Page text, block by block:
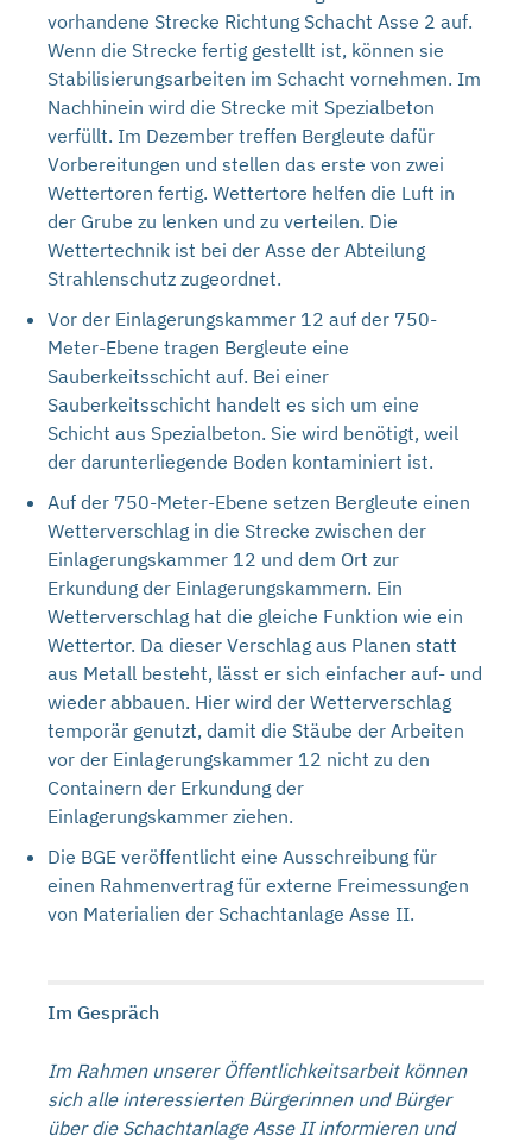
vorhandene Strecke Richtung Schacht Asse 2 auf.
Wenn die Strecke fertig gestellt ist, können sie
Stabilisierungsarbeiten im Schacht vornehmen. Im
Nachhinein wird die Strecke mit Spezialbeton
verfüllt. Im Dezember treffen Bergleute dafür
Vorbereitungen und stellen das erste von zwei
Wettertoren fertig. Wettertore helfen die Luft in
der Grube zu lenken und zu verteilen. Die
Wettertechnik ist bei der Asse der Abteilung
Strahlenschutz zugeordnet.
Vor der Einlagerungskammer 12 auf der 750-
Meter-Ebene tragen Bergleute eine
Sauberkeitsschicht auf. Bei einer
Sauberkeitsschicht handelt es sich um eine
Schicht aus Spezialbeton. Sie wird benötigt, weil
der darunterliegende Boden kontaminiert ist.
Auf der 750-Meter-Ebene setzen Bergleute einen
Wetterverschlag in die Strecke zwischen der
Einlagerungskammer 12 und dem Ort zur
Erkundung der Einlagerungskammern. Ein
Wetterverschlag hat die gleiche Funktion wie ein
Wettertor. Da dieser Verschlag aus Planen statt
aus Metall besteht, lässt er sich einfacher auf- und
wieder abbauen. Hier wird der Wetterverschlag
temporär genutzt, damit die Stäube der Arbeiten
vor der Einlagerungskammer 12 nicht zu den
Containern der Erkundung der
Einlagerungskammer ziehen.
Die BGE veröffentlicht eine Ausschreibung für
einen Rahmenvertrag für externe Freimessungen
von Materialien der Schachtanlage Asse II.
Im Gespräch
Im Rahmen unserer Öffentlichkeitsarbeit können
sich alle interessierten Bürgerinnen und Bürger
über die Schachtanlage Asse II informieren und